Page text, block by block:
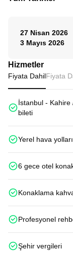
27 Nisan 2026
3 Mayıs 2026
Hizmetler
Fiyata DahilFiyata
İstanbul -
bileti
Yerel hava
6 gece otel
Konaklama
Profesyonel
Şehir vergileri